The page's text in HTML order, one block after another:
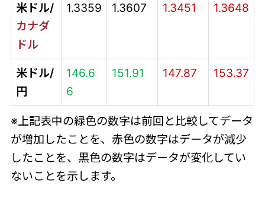
米ドル/
カナダ
ドル
1.3359 1.3607 1.3451 1.3648
米ドル/
円
146.6
6
151.91 147.87 153.37
※上記表中の緑色の数字は前回と比較してデータ
が増加したことを、赤色の数字はデータが減少
したことを、黒色の数字はデータが変化してい
ないことを示します。